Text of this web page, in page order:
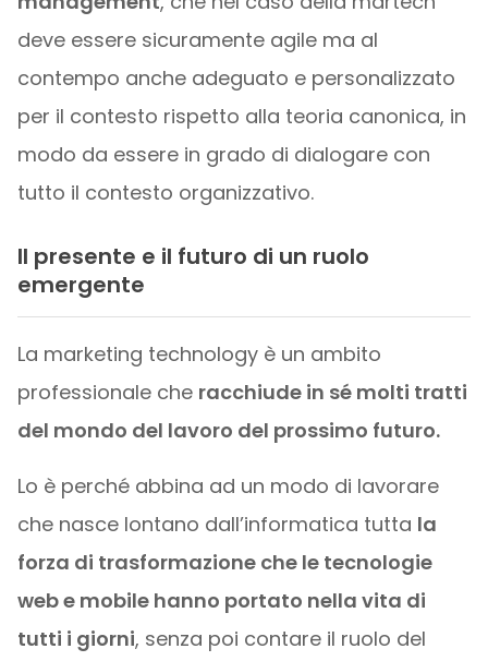
deve essere sicuramente agile ma al
contempo anche adeguato e personalizzato
per il contesto rispetto alla teoria canonica, in
modo da essere in grado di dialogare con
tutto il contesto organizzativo.
Il presente e il futuro di un ruolo
emergente
La marketing technology è un ambito
professionale che racchiude in sé molti tratti
del mondo del lavoro del prossimo futuro.
Lo è perché abbina ad un modo di lavorare
che nasce lontano dall’informatica tutta la
forza di trasformazione che le tecnologie
web e mobile hanno portato nella vita di
tutti i giorni, senza poi contare il ruolo del